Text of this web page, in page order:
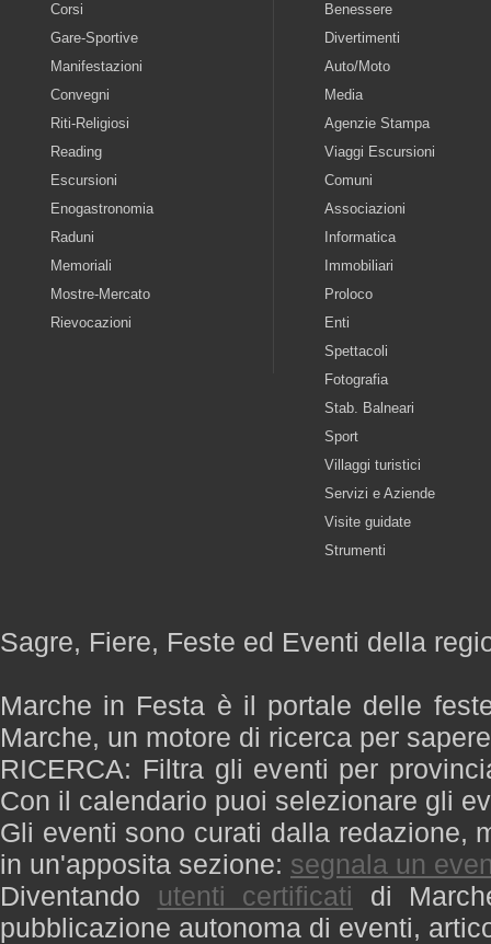
Corsi
Gare-Sportive
Manifestazioni
Convegni
Riti-Religiosi
Reading
Escursioni
Enogastronomia
Raduni
Memoriali
Mostre-Mercato
Rievocazioni
Benessere
Divertimenti
Auto/Moto
Media
Agenzie Stampa
Viaggi Escursioni
Comuni
Associazioni
Informatica
Immobiliari
Proloco
Enti
Spettacoli
Fotografia
Stab. Balneari
Sport
Villaggi turistici
Servizi e Aziende
Visite guidate
Strumenti
Sagre, Fiere, Feste ed Eventi della
Marche in Festa è il portale delle
Marche, un motore di ricerca per
RICERCA: Filtra gli eventi per
Con il calendario puoi selezionare gli
Gli eventi sono curati dalla redazione,
in un'apposita sezione: segnala un
Diventando utenti certificati di
pubblicazione autonoma di eventi,